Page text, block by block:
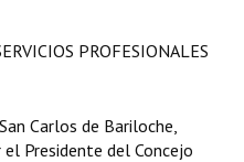
PROFESIONALES
Carlos de Bariloche,
Presidente del Concejo